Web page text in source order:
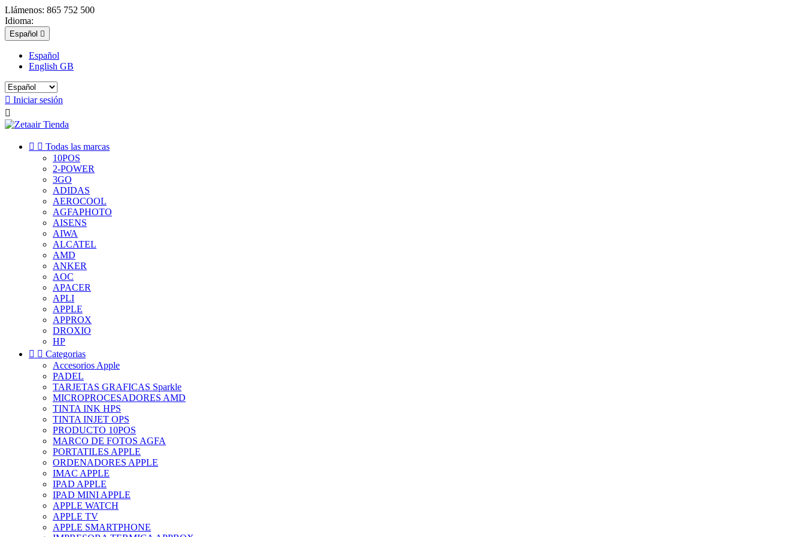
Llámenos: 865 752 500
Idioma:
Español 
Español
English GB
 Iniciar sesión

  Todas las marcas
10POS
2-POWER
3GO
ADIDAS
AEROCOOL
AGFAPHOTO
AISENS
AIWA
ALCATEL
AMD
ANKER
AOC
APACER
APLI
APPLE
APPROX
DROXIO
HP
  Categorias
Accesorios Apple
PADEL
TARJETAS GRAFICAS Sparkle
MICROPROCESADORES AMD
TINTA INK HPS
TINTA INJET OPS
PRODUCTO 10POS
MARCO DE FOTOS AGFA
PORTATILES APPLE
ORDENADORES APPLE
IMAC APPLE
IPAD APPLE
IPAD MINI APPLE
APPLE WATCH
APPLE TV
APPLE SMARTPHONE